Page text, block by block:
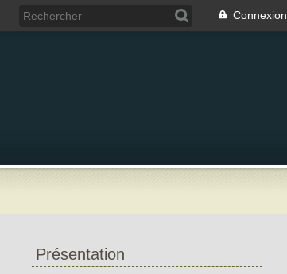
Connexion
Présentation